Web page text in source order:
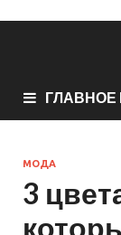
МОДА
3